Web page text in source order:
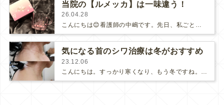
当院の【ルメッカ】は一味違う！
26.04.28
こんにちは😊看護師の中嶋です。先日、私ごとではありますが、とても嬉しいことがありました🥰実は結婚したのですが、ずっと前からマグノ…
気になる首のシワ治療は冬がおすすめ
23.12.06
こんにちは。すっかり寒くなり、もう冬ですね。通勤時に寒くて着込むと電車の中が暑くて、着るものに毎日頭を悩ませています。ハイネッ…